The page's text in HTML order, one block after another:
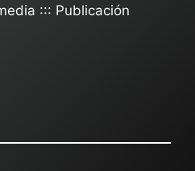
::: Publicación